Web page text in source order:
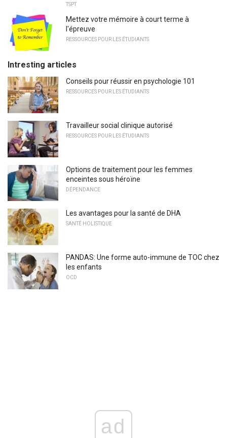
TSPT
Mettez votre mémoire à court terme à
l'épreuve
RESSOURCES POUR LES ÉTUDIANTS
Intresting articles
Conseils pour réussir en psychologie 101
RESSOURCES POUR LES ÉTUDIANTS
Travailleur social clinique autorisé
RESSOURCES POUR LES ÉTUDIANTS
Options de traitement pour les femmes
enceintes sous héroïne
DÉPENDANCE
Les avantages pour la santé de DHA
SANTÉ HOLISTIQUE
PANDAS: Une forme auto-immune de TOC chez
les enfants
OCD
ad